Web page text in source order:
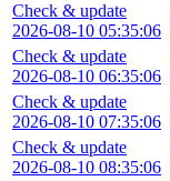
Check & update
2026-08-10 05:35:06
Check & update
2026-08-10 06:35:06
Check & update
2026-08-10 07:35:06
Check & update
2026-08-10 08:35:06